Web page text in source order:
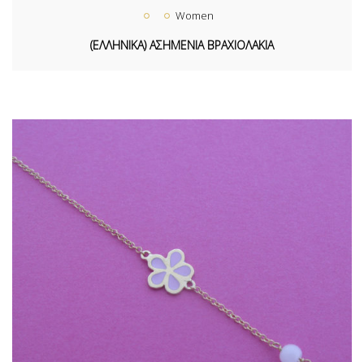
Women
(ΕΛΛΗΝΙΚΑ) ΑΣΗΜΕΝΙΑ ΒΡΑΧΙΟΛΑΚΙΑ